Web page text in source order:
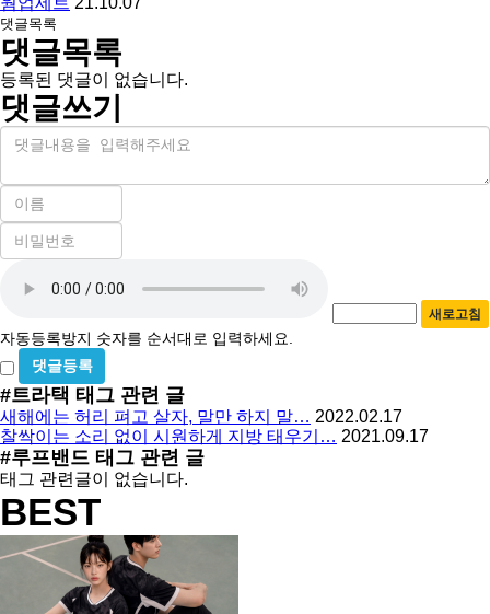
댓글목록
댓글목록
등록된 댓글이 없습니다.
댓글쓰기
내
이
필
수
비
밀
수
록
방
지
새로고침
자동등록방지 숫자를 순서대로 입력하세요.
비
밀
글
사
용
#트라택 태그 관련 글
새해에는 허리 펴고 살자, 말만 하지 말… 2022.02.17
찰싹이는 소리 없이 시원하게 지방 태우기… 2021.09.17
#루프밴드 태그 관련 글
태그 관련글이 없습니다.
BEST